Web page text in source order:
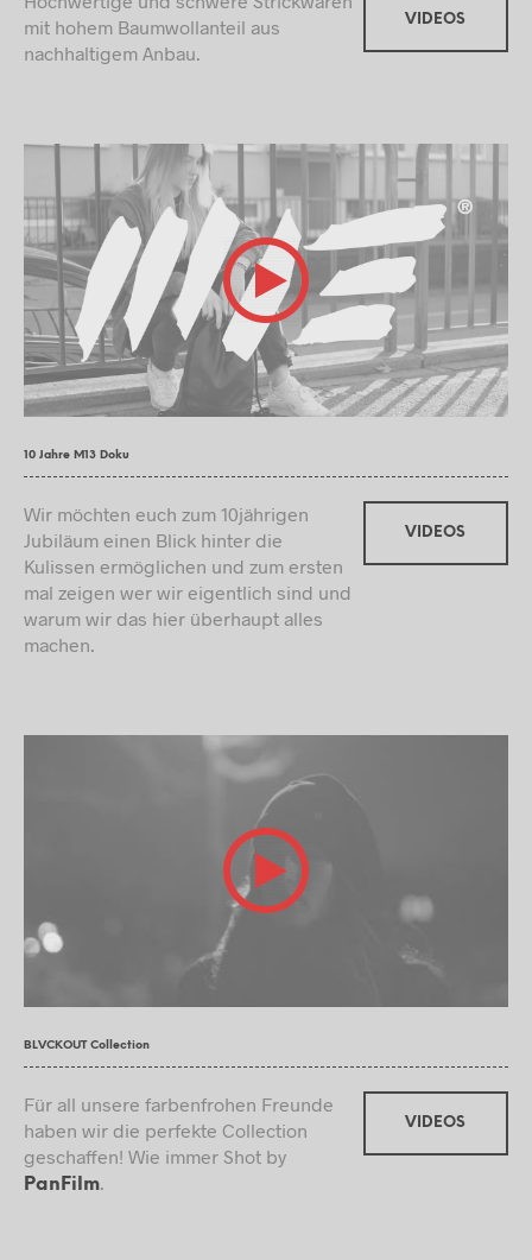
mit hohem Baumwollanteil aus
nachhaltigem Anbau.
VIDEOS
10 Jahre M13 Doku
Wir möchten euch zum 10jährigen
Jubiläum einen Blick hinter die
Kulissen ermöglichen und zum ersten
mal zeigen wer wir eigentlich sind und
warum wir das hier überhaupt alles
machen.
VIDEOS
BLVCKOUT Collection
Für all unsere farbenfrohen Freunde
haben wir die perfekte Collection
geschaffen! Wie immer Shot by
PanFilm.
VIDEOS